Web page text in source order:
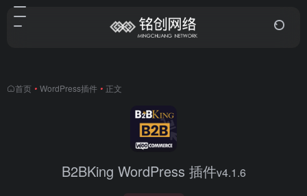
首页 • WordPress插件 • 正文
B2BKing WordPress 插件v4.1.6